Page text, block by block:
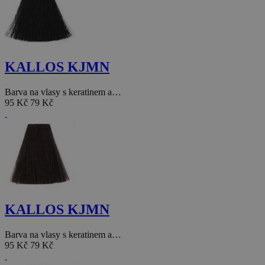
KALLOS KJMN
Barva na vlasy s keratinem a…
95 Kč 79 Kč
KALLOS KJMN
Barva na vlasy s keratinem a…
95 Kč 79 Kč